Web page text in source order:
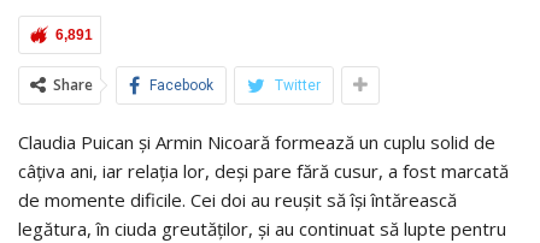
6,891
Share Facebook Twitter
Claudia Puican și Armin Nicoară formează un cuplu solid de
câțiva ani, iar relația lor, deși pare fără cusur, a fost marcată
de momente dificile. Cei doi au reușit să își întărească
legătura, în ciuda greutăților, și au continuat să lupte pentru